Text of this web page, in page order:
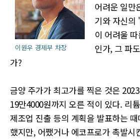
이원우 경제부 차장
어려운 일만
기와 자신의
이 어려울
인가, 그 파
가?
금양 주가가 최고가를 찍은 것은
19만4000원까지 오른 적이 있다. 리
제조업 진출 등의 계획을 발표하는
했지만, 어쨌거나 에코프로가 촉발시